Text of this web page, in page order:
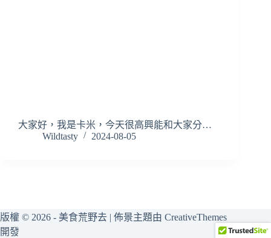
大家好，我是卡米，今天很高興能和大家分…
Wildtasty
2024-08-05
版權 © 2026 - 美食荒野去 | 佈景主題由 CreativeThemes
開發